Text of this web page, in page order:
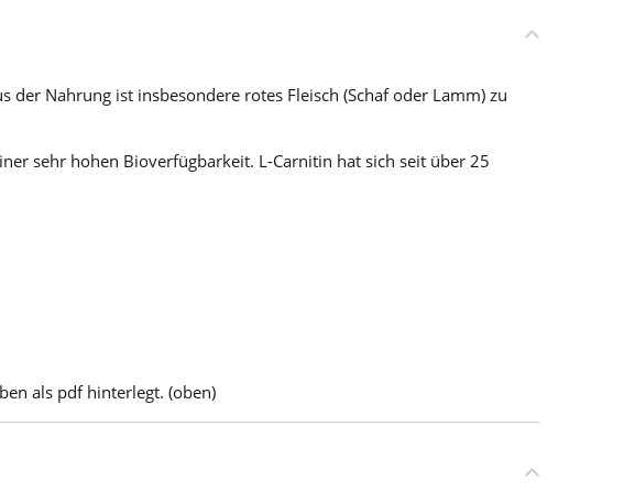
Nahrung ist insbesondere rotes Fleisch (Schaf oder Lamm) zu
sehr hohen Bioverfügbarkeit. L-Carnitin hat sich seit über 25
als pdf hinterlegt. (oben)